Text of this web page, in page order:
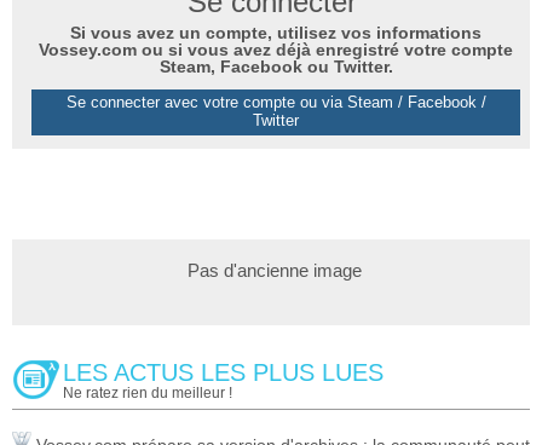
Si vous avez un compte, utilisez vos informations
Vossey.com ou si vous avez déjà enregistré votre compte
Steam, Facebook ou Twitter.
Se connecter avec votre compte ou via Steam / Facebook /
Twitter
Pas d'ancienne image
LES ACTUS LES PLUS LUES
Ne ratez rien du meilleur !